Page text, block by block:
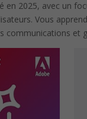
en 2025, avec un
Vous
communications et